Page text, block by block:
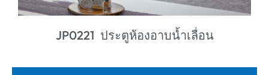
JP0221 ประตูห้องอาบน้ำเลื่อน